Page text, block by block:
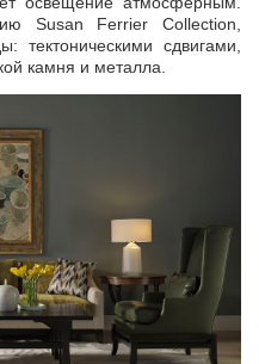
Susan Ferrier Collection,
тектоническими сдвигами,
камня и металла.